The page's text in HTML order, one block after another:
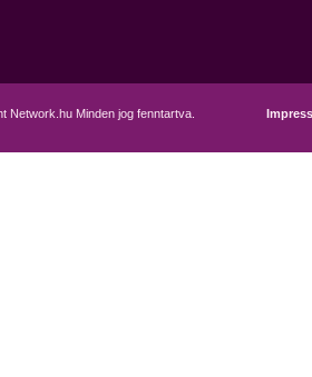
Network.hu Minden jog fenntartva.